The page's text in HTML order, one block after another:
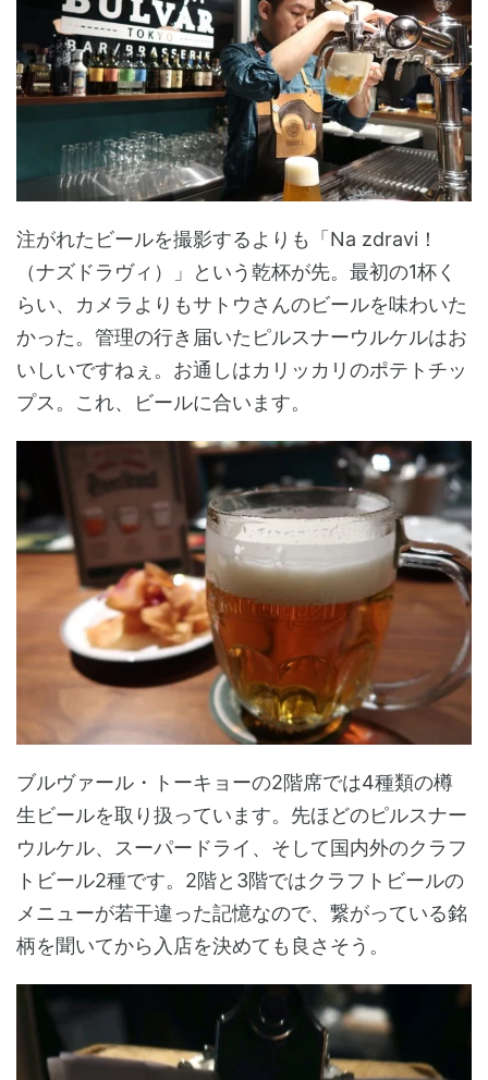
注がれたビールを撮影するよりも「Na zdravi！
（ナズドラヴィ）」という乾杯が先。最初の1杯く
らい、カメラよりもサトウさんのビールを味わいた
かった。管理の行き届いたピルスナーウルケルはお
いしいですねぇ。お通しはカリッカリのポテトチッ
プス。これ、ビールに合います。
ブルヴァール・トーキョーの2階席では4種類の樽
生ビールを取り扱っています。先ほどのピルスナー
ウルケル、スーパードライ、そして国内外のクラフ
トビール2種です。2階と3階ではクラフトビールの
メニューが若干違った記憶なので、繋がっている銘
柄を聞いてから入店を決めても良さそう。